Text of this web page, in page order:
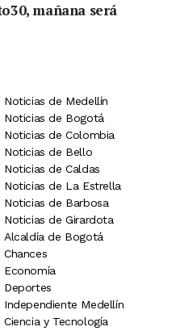
mañana será
Noticias de Medellín
Noticias de Bogotá
Noticias de Colombia
Noticias de Bello
Noticias de Caldas
Noticias de La Estrella
Noticias de Barbosa
Noticias de Girardota
Alcaldía de Bogotá
Chances
Economía
Deportes
Independiente Medellín
Ciencia y Tecnología